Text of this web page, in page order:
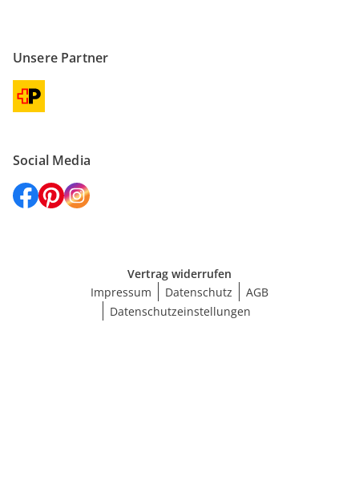
Unsere Partner
Social Media
Vertrag widerrufen
Impressum
Datenschutz
AGB
Datenschutzeinstellungen